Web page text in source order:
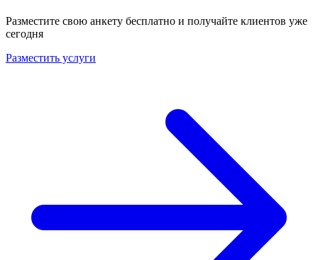
Разместите свою анкету бесплатно и получайте клиентов уже
сегодня
Разместить услуги